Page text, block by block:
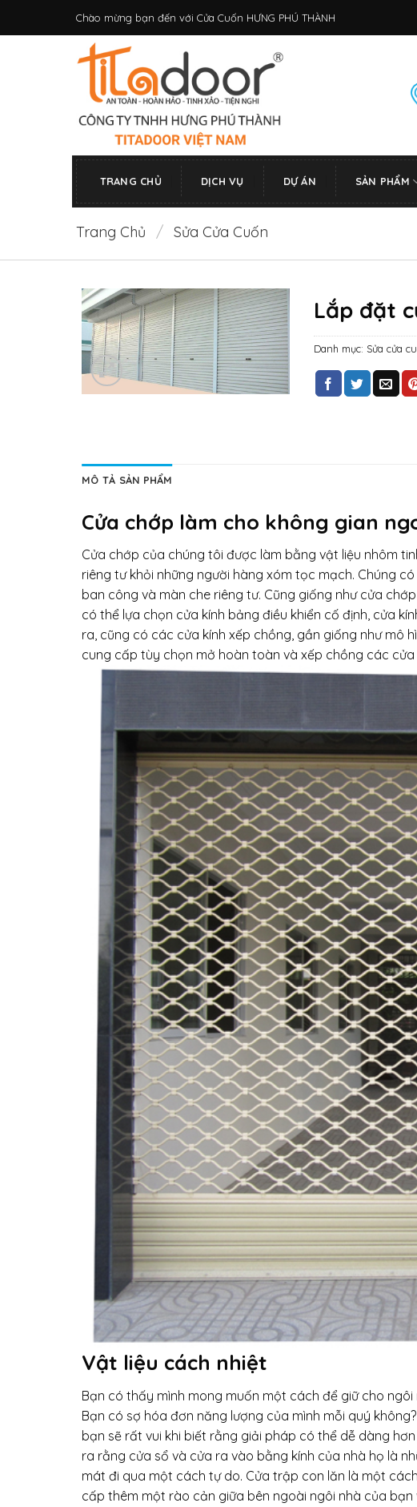
Chào mừng bạn đến với Cửa Cuốn HƯNG PHÚ THÀNH
TRANG CHỦ DỊCH VỤ DỰ ÁN SẢN PHẨM
Trang Chủ / Sửa Cửa Cuốn
Lắp đặt
Danh mục: Sửa cửa
MÔ TẢ SẢN PHẨM
Cửa chớp làm cho không gian
Cửa chớp của chúng tôi được làm bằng vật liệu nhôm
riêng tư khỏi những người hàng xóm tọc mạch. Chúng
ban công và màn che riêng tư. Cũng giống như cửa
có thể lựa chọn cửa kính bảng điều khiển cố định, cửa
ra, cũng có các cửa kính xếp chồng, gần giống như mô
cung cấp tùy chọn mở hoàn toàn và xếp chồng các cửa
Vật liệu cách nhiệt
Bạn có thấy mình mong muốn một cách để giữ cho
Bạn có sợ hóa đơn năng lượng của mình mỗi quý
bạn sẽ rất vui khi biết rằng giải pháp có thể dễ dàng
ra rằng cửa sổ và cửa ra vào bằng kính của nhà họ là
mát đi qua một cách tự do. Cửa trập con lăn là một
cấp thêm một rào cản giữa bên ngoài ngôi nhà của